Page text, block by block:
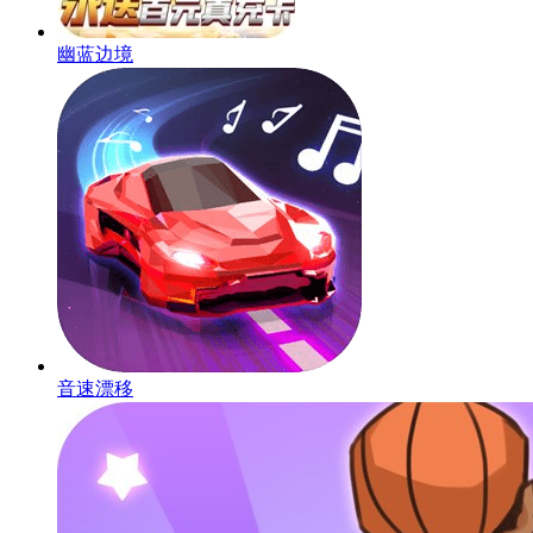
幽蓝边境
音速漂移